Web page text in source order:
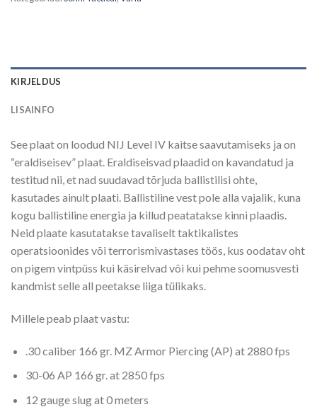
KIRJELDUS
LISAINFO
See plaat on loodud NIJ Level IV kaitse saavutamiseks ja on
“eraldiseisev” plaat. Eraldiseisvad plaadid on kavandatud ja
testitud nii, et nad suudavad tõrjuda ballistilisi ohte,
kasutades ainult plaati. Ballistiline vest pole alla vajalik, kuna
kogu ballistiline energia ja killud peatatakse kinni plaadis.
Neid plaate kasutatakse tavaliselt taktikalistes
operatsioonides või terrorismivastases töös, kus oodatav oht
on pigem vintpüss kui käsirelvad või kui pehme soomusvesti
kandmist selle all peetakse liiga tülikaks.
Millele peab plaat vastu:
.30 caliber 166 gr. MZ Armor Piercing (AP) at 2880 fps
30-06 AP 166 gr. at 2850 fps
12 gauge slug at 0 meters